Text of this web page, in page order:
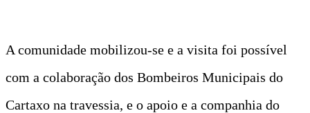
A comunidade mobilizou-se e a visita foi possível
com a colaboração dos Bombeiros Municipais do
Cartaxo na travessia, e o apoio e a companhia do